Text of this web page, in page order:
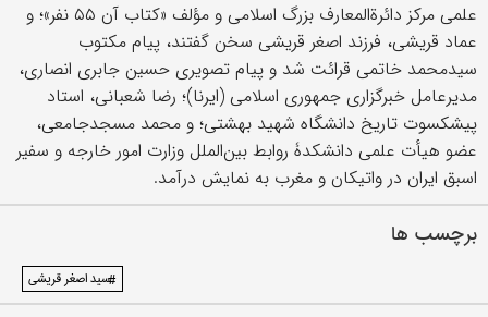
علمی مرکز دائرةالمعارف بزرگ اسلامی و مؤلف «کتاب آن ۵۵ نفر»؛ و
عماد قریشی، فرزند اصغر قریشی سخن گفتند، پیام مکتوب
سیدمحمد خاتمی قرائت شد و پیام تصویری حسین جابری انصاری،
مدیرعامل خبرگزاری جمهوری اسلامی (ایرنا)؛ رضا شعبانی، استاد
پیشکسوت تاریخ دانشگاه شهید بهشتی؛ و محمد مسجدجامعی،
عضو هیأت علمی دانشکدۀ روابط بین‌الملل وزارت امور خارجه و سفیر
اسبق ایران در واتیکان و مغرب به نمایش درآمد.
برچسب ها
#سید اصغر قریشی